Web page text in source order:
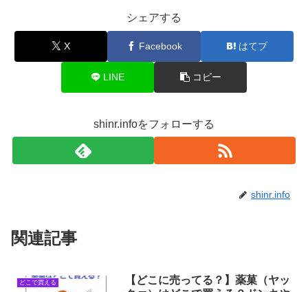
シェアする
X Facebook はてブ
LINE コピー
shinr.infoをフォローする
shinr.info
関連記事
どこで買える
【どこに売ってる？】薬菓（ヤッ